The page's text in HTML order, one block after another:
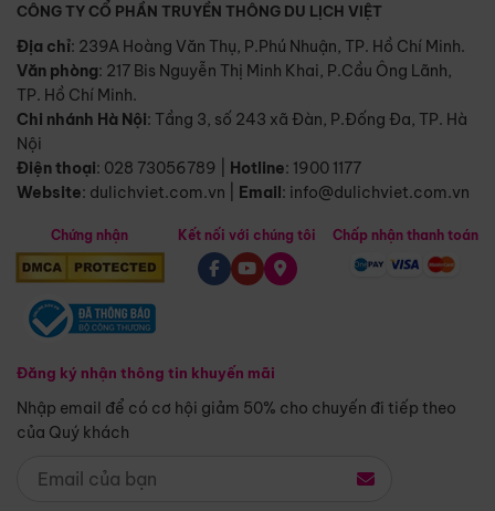
CÔNG TY CỔ PHẦN TRUYỀN THÔNG DU LỊCH VIỆT
Địa chỉ: 239A Hoàng Văn Thụ, P.Phú Nhuận, TP. Hồ Chí Minh.
Văn phòng: 217 Bis Nguyễn Thị Minh Khai, P.Cầu Ông Lãnh,
TP. Hồ Chí Minh.
Chi nhánh Hà Nội: Tầng 3, số 243 xã Đàn, P.Đống Đa, TP. Hà
Nội
Điện thoại: 028 73056789 Hotline: 1900 1177
Website: dulichviet.com.vn Email: info@dulichviet.com.vn
Chứng nhận
Đăng ký nhận thông tin khuyến mãi
Nhập email để có cơ hội giảm 50% cho chuyến đi tiếp theo
của Quý khách
Kết nối với chúng tôi Chấp nhận thanh toán